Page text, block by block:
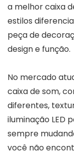
a melhor caixa
estilos
peça de
design e função.
No mercado
caixa de som,
diferentes,
iluminação LED
sempre
você não